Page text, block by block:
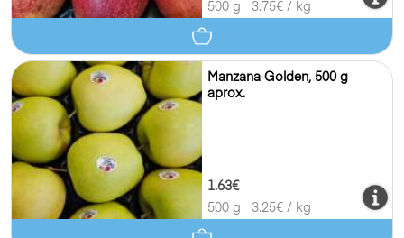
500 g
3.75€ / kg
Manzana Golden, 500 g
aprox.
1.63€
500 g
3.25€ / kg